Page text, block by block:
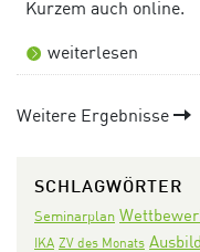
Kurzem auch online.
weiterlesen
Weitere Ergebnisse
SCHLAGWÖRTER
Seminarplan
IKA ZV des Monats